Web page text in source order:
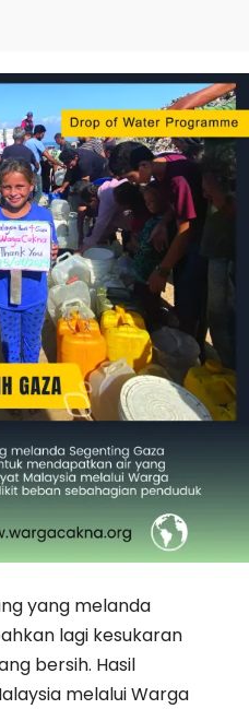
yang melanda
lagi kesukaran
bersih. Hasil
melalui Warga